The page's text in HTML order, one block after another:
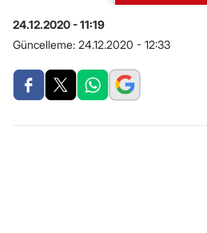
24.12.2020 - 11:19
Güncelleme: 24.12.2020 - 12:33